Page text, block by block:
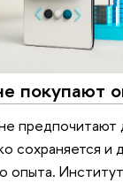
покупают
предпочитают
сохраняется и
опыта.